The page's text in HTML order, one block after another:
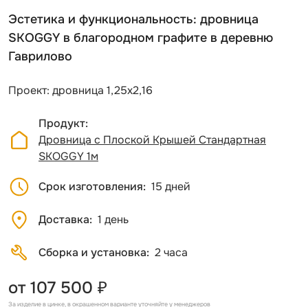
Эстетика и функциональность: дровница
SKOGGY в благородном графите в деревню
Гаврилово
Проект: дровница 1,25х2,16
Продукт
Дровница с Плоской Крышей Стандартная
SKOGGY 1м
Срок изготовления 15 дней
Доставка 1 день
Сборка и установка 2 часа
от 107 500 ₽
За изделие в цинке, в окрашенном варианте уточняйте у менеджеров